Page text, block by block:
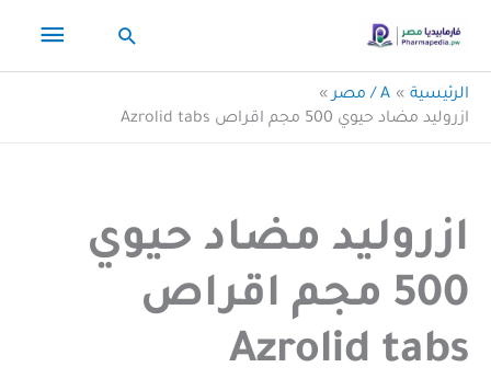
المحتوى
البحث
الرئيسية
A / مصر
ازروليد مضاد حيوي 500 مجم اقراص Azrolid tabs
ازروليد مضاد حيوي
500 مجم اقراص
Azrolid tabs